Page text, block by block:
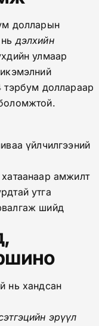
долларын
ньдэлхийн
улмаар
тэрбум доллараар
үйлчилгээний
амжилт
утга
шийд
нь хандсан
эрүүл